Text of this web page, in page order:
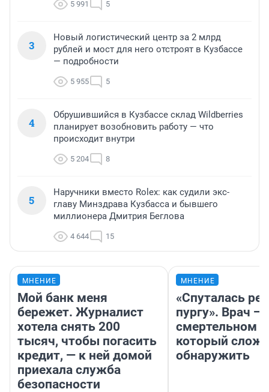
5 991 5
3
Новый логистический центр за 2 млрд
рублей и мост для него отстроят в Кузбассе
— подробности
5 955 5
4
Обрушившийся в Кузбассе склад Wildberries
планирует возобновить работу — что
происходит внутри
5 204 8
5
Наручники вместо Rolex: как судили экс-
главу Минздрава Кузбасса и бывшего
миллионера Дмитрия Беглова
4 644 15
МНЕНИЕ
Мой банк меня
бережет. Журналист
хотела снять 200
тысяч, чтобы погасить
кредит, — к ней домой
приехала служба
безопасности
МНЕНИЕ
«Спуталась
пургу». Врач —
смертельном
который
обнаружить